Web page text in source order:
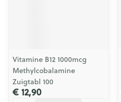
Vitamine B12 1000mcg
Methylcobalamine
Zuigtabl 100
€ 12,90